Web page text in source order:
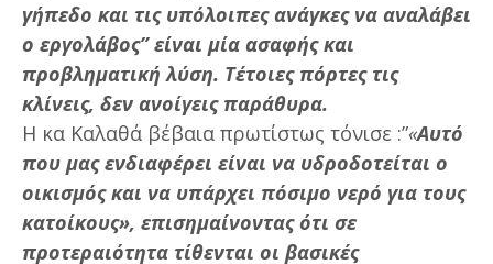
γήπεδο και τις υπόλοιπες ανάγκες να αναλάβει
ο εργολάβος” είναι μία ασαφής και
προβληματική λύση. Τέτοιες πόρτες τις
κλίνεις, δεν ανοίγεις παράθυρα.
Η κα Καλαθά βέβαια πρωτίστως τόνισε :”«Αυτό
που μας ενδιαφέρει είναι να υδροδοτείται ο
οικισμός και να υπάρχει πόσιμο νερό για τους
κατοίκους», επισημαίνοντας ότι σε
προτεραιότητα τίθενται οι βασικές